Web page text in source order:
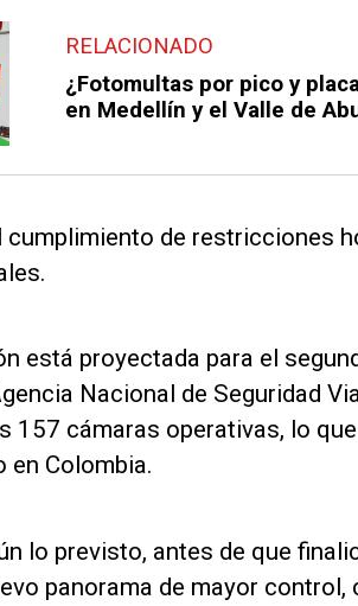
RELACIONADO
¿Fotomultas por pico y
en Medellín y el Valle de
cumplimiento de restricciones
está proyectada para el
Nacional de Seguridad
157 cámaras operativas, lo
en Colombia.
lo previsto, antes de que
panorama de mayor control,